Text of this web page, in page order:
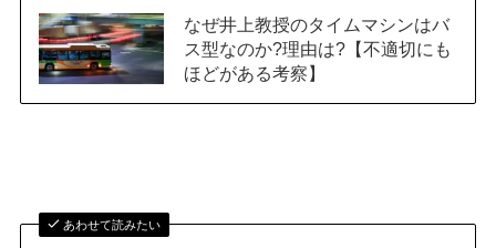
なぜ井上教授のタイムマシンはバ
ス型なのか?理由は?【不適切にも
ほどがある考察】
あわせて読みたい